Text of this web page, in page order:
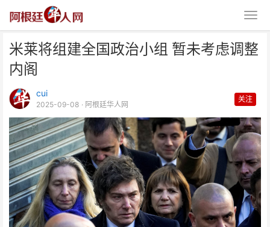
米莱将组建全国政治小组 暂未考虑调整
内阁
cui
2025-09-08 · 阿根廷华人网
关注
米莱将组建全国政治小组 暂未考
虑调整内阁